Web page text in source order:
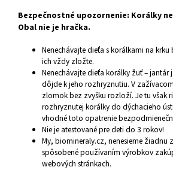
Bezpečnostné upozornenie: Korálky
Obal nie je hračka.
Nenechávajte dieťa s korálkami na
ich vždy zložte.
Nenechávajte dieťa korálky žuť – jantár
dôjde k jeho rozhryznutiu. V
zlomok bez zvyšku rozloží. Je tu však
rozhryznutej korálky do dýchacieho
vhodné toto opatrenie
Nie je atestované pre deti do 3 rokov!
My, biomineraly.cz, nenesieme
spôsobené používaním výrobkov
webových stránkach.